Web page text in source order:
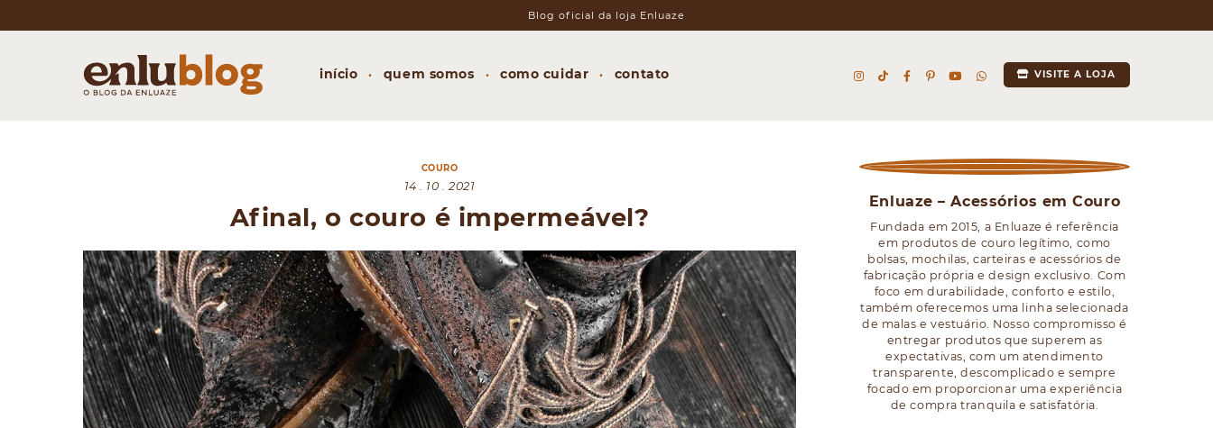
início quem somos como cuidar contato VISITE A LOJA
COURO
14 . 10 . 2021
Afinal, o couro é impermeável?
Enluaze – Acessórios em Couro
Fundada em 2015, a Enluaze é referência
em produtos de couro legítimo, como
bolsas, mochilas, carteiras e acessórios de
fabricação própria e design exclusivo. Com
foco em durabilidade, conforto e estilo,
também oferecemos uma linha selecionada
de malas e vestuário. Nosso compromisso é
entregar produtos que superem as
expectativas, com um atendimento
transparente, descomplicado e sempre
focado em proporcionar uma experiência
de compra tranquila e satisfatória.